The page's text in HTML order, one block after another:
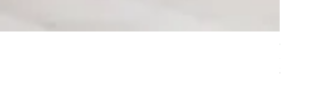
Grāmatu
Cena
575,00 €